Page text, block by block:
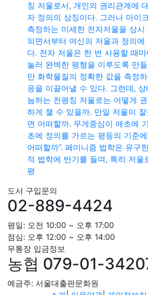
칭 저울로서, 개인의 권리관계에
자 정의의 상징이다. 그러나 마이
측정하는 미세한 전자저울을 상
되면서부터 여신의 저울과 정의에
다. 전자 저울은 한 번 사용할 때
눌러 완벽한 평형을 이루도록 만
만 화학물질의 정확한 값을 측정
응을 이끌어낼 수 있다. 그런데,
늠하는 천평칭 저울로는 어떻게
하게 잴 수 있을까. 만일 저울이
면 어떠할까. 무게중심이 애초에
초에 정의를 가르는 평등의 기준
어떠할까”. 페미니즘 법학은 유구
적 법학에 반기를 들며, 특히 저울
평
도서 구입문의
02-889-4424
평일: 오전 10:00 ~ 오후 17:00
점심: 오후 12:00 ~ 오후 14:00
무통장 입금정보
농협 079-01-
예금주: 서울대출판문화원